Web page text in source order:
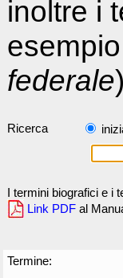
inoltre i
federale
Ricerca
I termini biografici e i
Link PDF al
Termine: